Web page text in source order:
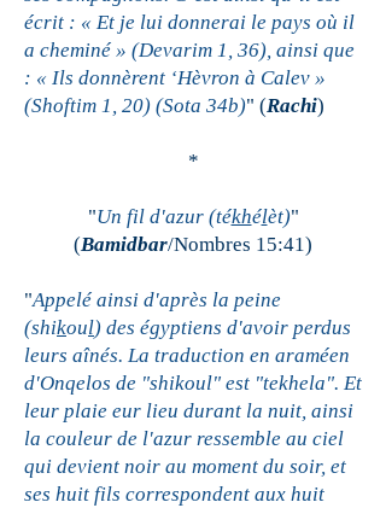
écrit : « Et je lui donnerai le pays où il
a cheminé » (Devarim 1, 36), ainsi que
: « Ils donnèrent ‘Hèvron à Calev »
(Shoftim 1, 20) (Sota 34b)" (Rachi)
*
"Un fil d'azur (tékhélèt)"
(Bamidbar/Nombres 15:41)
"Appelé ainsi d'après la peine
(shikoul) des égyptiens d'avoir perdus
leurs aînés. La traduction en araméen
d'Onqelos de "shikoul" est "tekhela". Et
leur plaie eur lieu durant la nuit, ainsi
la couleur de l'azur ressemble au ciel
qui devient noir au moment du soir, et
ses huit fils correspondent aux huit